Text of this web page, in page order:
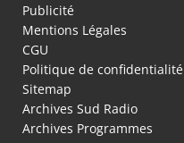
Publicité
Mentions Légales
CGU
Politique de confidentialité
Sitemap
Archives Sud Radio
Archives Programmes